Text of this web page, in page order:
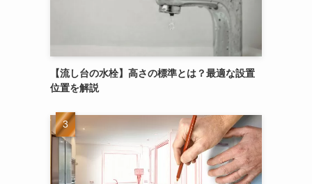
【流し台の水栓】高さの標準とは？最適な設置
位置を解説